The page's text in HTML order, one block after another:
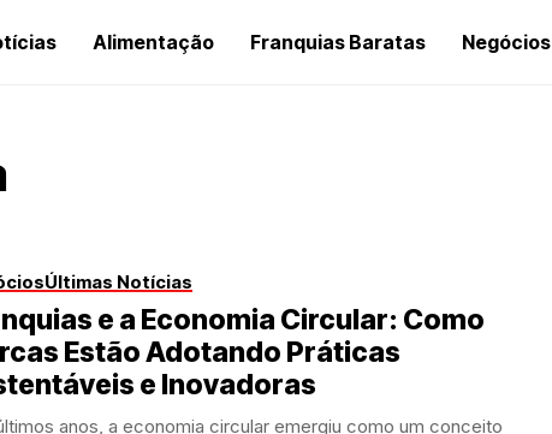
Alimentação Franquias Baratas Negócios
Últimas Notícias
e a Economia Circular: Como
Estão Adotando Práticas
e Inovadoras
anos, a economia circular emergiu como um conceito